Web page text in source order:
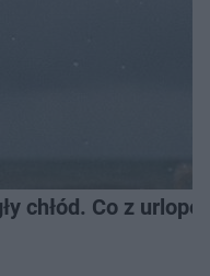
chłód. Co z